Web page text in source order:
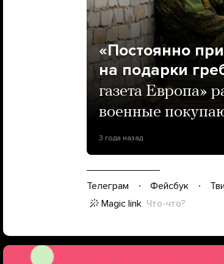
«Постоянно
на подарки
газета Европа»
военные
3 года назад
Телеграм Фейсбук
Magic link Что-что?